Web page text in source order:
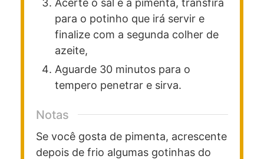
Acerte o sal e a pimenta, transfira
para o potinho que irá servir e
finalize com a segunda colher de
azeite,
Aguarde 30 minutos para o
tempero penetrar e sirva.
Notas
Se você gosta de pimenta, acrescente
depois de frio algumas gotinhas do